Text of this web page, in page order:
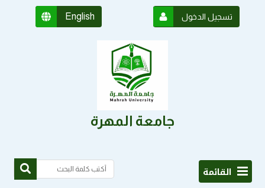
English تسجيل الدخول
جامعة المهرة
القائمة